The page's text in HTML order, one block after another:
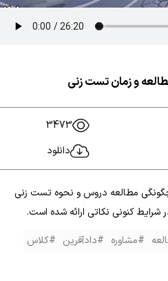
و زمان تست زنی
3473
دانلود
مطالعه دروس و نحوه تست زنی
کنونی نکاتی ارائه شده است.
#مشاوره #دادآفرین #کلاس